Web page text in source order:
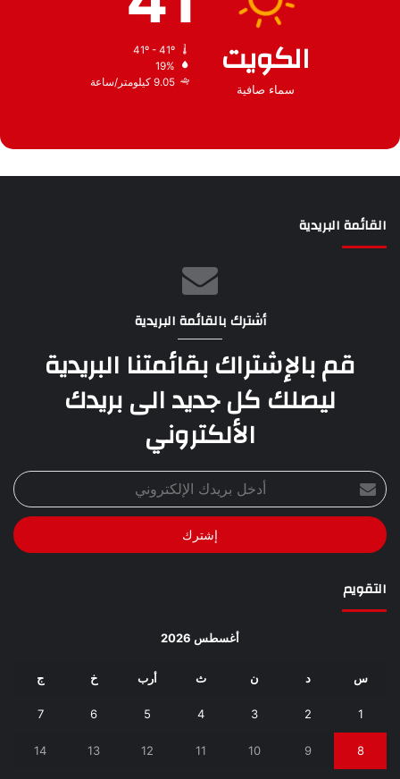
الكويت
سماء صافية
19%
9.05 كيلومتر/ساعة
القائمة البريدية
أشترك بالقائمة البريدية
قم بالإشتراك بقائمتنا البريدية
ليصلك كل جديد الى بريدك
الألكتروني
أدخل
بريدك
الإلكتروني
التقويم
أغسطس 2026
س د ن ث أرب خ ج
1
2
3
4
5
6
7
8
9
10
11
12
13
14